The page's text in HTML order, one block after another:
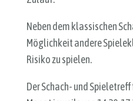
Neben dem klassischen
Möglichkeit andere
Risiko zu spielen.
Der Schach- und